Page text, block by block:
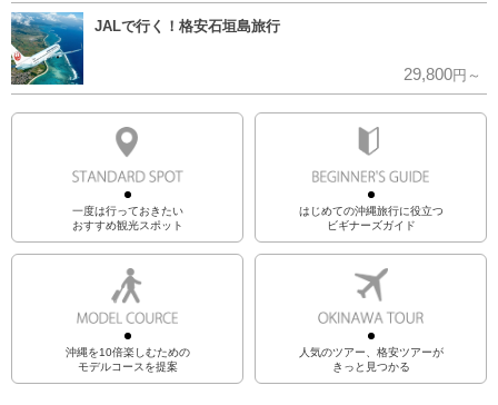
JALで行く！格安石垣島旅行
29,800円～
一度は行っておきたい
おすすめ観光スポット
はじめての沖縄旅行に役立つ
ビギナーズガイド
沖縄を10倍楽しむための
モデルコースを提案
人気のツアー、格安ツアーが
きっと見つかる